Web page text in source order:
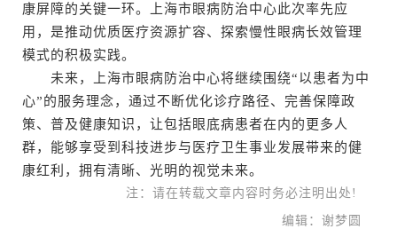
康屏障的关键一环。上海市眼病防治中心此次率先应
用，是推动优质医疗资源扩容、探索慢性眼病长效管理
模式的积极实践。
未来，上海市眼病防治中心将继续围绕“以患者为中
心”的服务理念，通过不断优化诊疗路径、完善保障政
策、普及健康知识，让包括眼底病患者在内的更多人
群，能够享受到科技进步与医疗卫生事业发展带来的健
康红利，拥有清晰、光明的视觉未来。
注：请在转载文章内容时务必注明出处!
编辑：谢梦圆